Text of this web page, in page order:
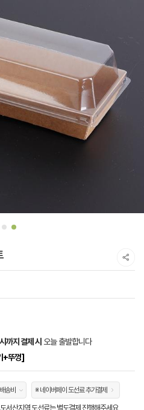
까지 결제 시 오늘 출발합니다
+뚜껑]
송비 ※ 네이버페이 도선료 추가결제
서산지역 도선료는 별도결제 진행해주세요